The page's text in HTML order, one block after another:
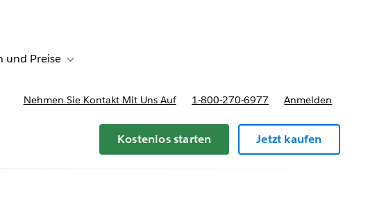
und Preise Toggle sub-navigation for Bereitstellungsoptionen und Preise
Nehmen Sie Kontakt Mit Uns Auf 1-800-270-6977 Anmelden
Kostenlos starten Jetzt kaufen